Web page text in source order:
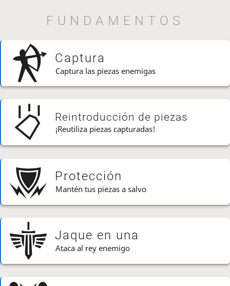
FUNDAMENTOS
Captura
Captura las piezas enemigas
Reintroducción de piezas
¡Reutiliza piezas capturadas!
Protección
Mantén tus piezas a salvo
Jaque en una
Ataca al rey enemigo